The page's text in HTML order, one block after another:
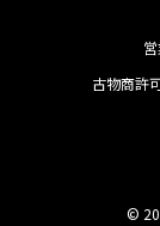
古物商許
©